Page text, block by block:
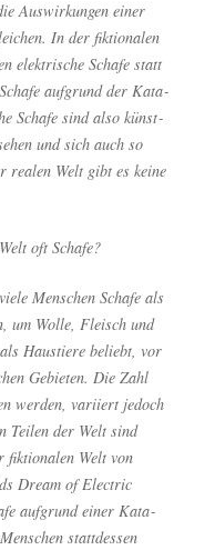
Aus­wir­kun­gen einer
In der fik­tio­na­len
elek­tri­sche Scha­fe statt
auf­grund der Kata­
Scha­fe sind also künst­
und sich auch so
rea­len Welt gibt es kei­ne
oft Schafe?
Men­schen Scha­fe als
um Wol­le, Fleisch und
Haus­tie­re beliebt, vor
Gebie­ten. Die Zahl
wer­den, vari­iert jedoch
Tei­len der Welt sind
fik­tio­na­len Welt von
Dream of Elec­tric
auf­grund einer Kata­
statt­des­sen